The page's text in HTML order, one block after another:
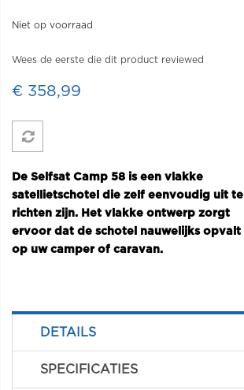
Niet op voorraad
Wees de eerste die dit product reviewed
€ 358,99
De Selfsat Camp 58 is een vlakke
satellietschotel die zelf eenvoudig uit te
richten zijn. Het vlakke ontwerp zorgt
ervoor dat de schotel nauwelijks opvalt
op uw camper of caravan.
DETAILS
SPECIFICATIES